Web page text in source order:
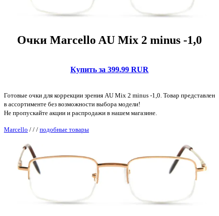
Очки Marcello AU Mix 2 minus -1,0
Купить за 399.99 RUR
Готовые очки для коррекции зрения AU Mix 2 minus -1,0. Товар представлен
в ассортименте без возможности выбора модели!
Не пропускайте акции и распродажи в нашем магазине.
Marcello / / / подобные товары